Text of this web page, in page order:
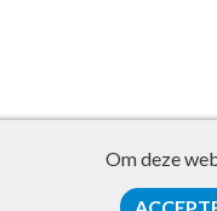
Om deze